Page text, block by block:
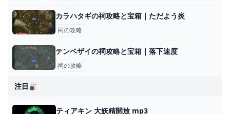
カラハタギの祠攻略と宝箱｜ただよう炎
祠の攻略
テンベザイの祠攻略と宝箱｜落下速度
祠の攻略
注目🎳
ティアキン 大妖精開放 mp3